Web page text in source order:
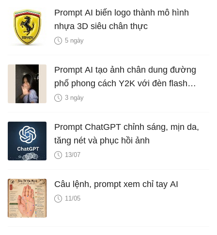
Prompt AI biến logo thành mô hình
nhựa 3D siêu chân thực
5 ngày
Prompt AI tạo ảnh chân dung đường
phố phong cách Y2K với đèn flash
iPhone
3 ngày
Prompt ChatGPT chỉnh sáng, mịn da,
tăng nét và phục hồi ảnh
13/07
Câu lệnh, prompt xem chỉ tay AI
11/05